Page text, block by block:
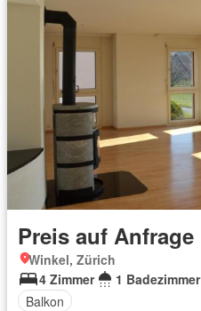
Preis auf Anfrage
Winkel, Zürich
4 Zimmer
1 Badezimmer
Balkon